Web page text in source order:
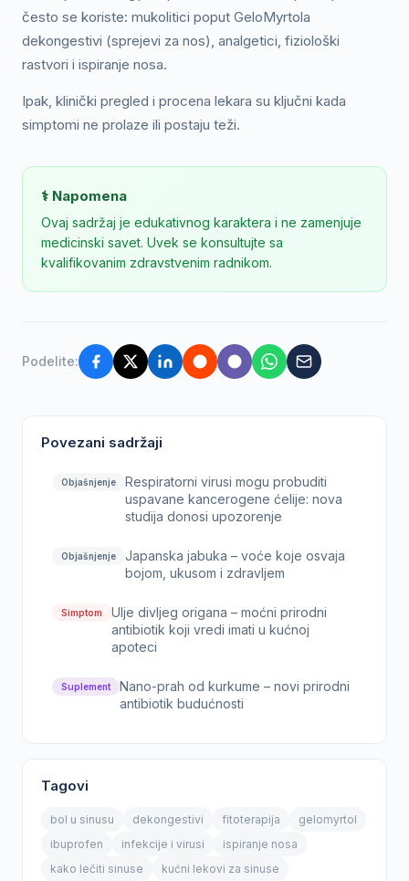
često se koriste: mukolitici poput GeloMyrtola
dekongestivi (sprejevi za nos), analgetici, fiziološki
rastvori i ispiranje nosa.
Ipak, klinički pregled i procena lekara su ključni kada
simptomi ne prolaze ili postaju teži.
⚕️ Napomena
Ovaj sadržaj je edukativnog karaktera i ne zamenjuje
medicinski savet. Uvek se konsultujte sa
kvalifikovanim zdravstvenim radnikom.
Podelite:
Povezani sadržaji
Objašnjenje
Respiratorni virusi mogu probuditi
uspavane kancerogene ćelije: nova
studija donosi upozorenje
Objašnjenje
Japanska jabuka – voće koje osvaja
bojom, ukusom i zdravljem
Simptom
Ulje divljeg origana – moćni prirodni
antibiotik koji vredi imati u kućnoj
apoteci
Suplement
Nano-prah od kurkume – novi prirodni
antibiotik budućnosti
Tagovi
bol u sinusu dekongestivi fitoterapija
gelomyrtol
ibuprofen
infekcije i virusi
ispiranje nosa
kako lečiti sinuse
kućni lekovi za sinuse